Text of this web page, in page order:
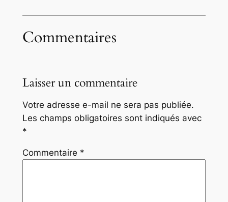
Commentaires
Laisser un commentaire
Votre adresse e-mail ne sera pas publiée.
Les champs obligatoires sont indiqués avec
*
Commentaire *